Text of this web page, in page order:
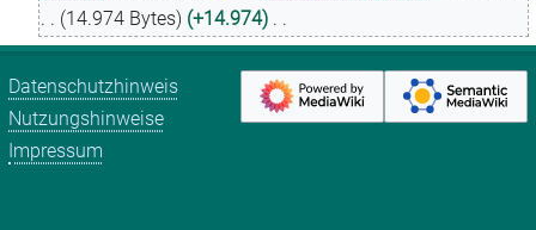
n
2
0
2
9
.
S
e
p
14.974 Bytes
+14.974
K
e
i
n
Datenschutzhinweis
Nutzungshinweise
Impressum